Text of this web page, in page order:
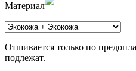
Материал
Отшивается только по
подлежат.